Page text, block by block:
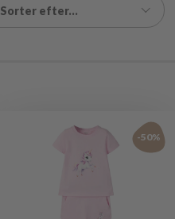
Sorter efter...
-50%